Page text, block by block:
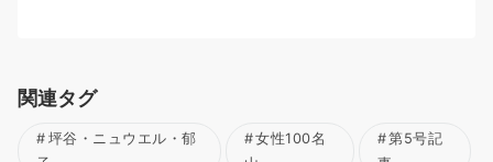
関連タグ
坪谷・ニュウエル・郁
女性100名
第5号記